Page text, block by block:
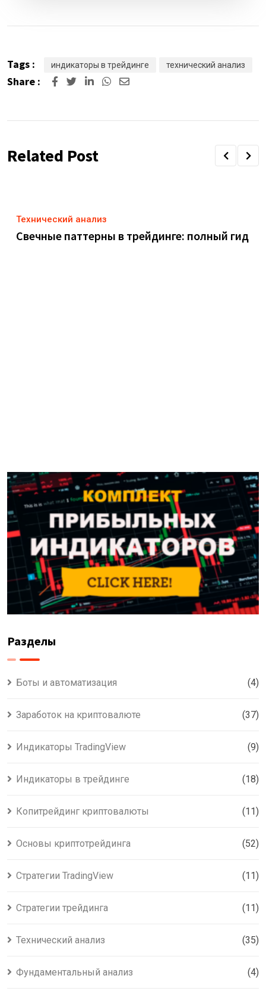
Tags : индикаторы в трейдинге технический анализ
Share :
Related Post
Технический анализ
Свечные паттерны в трейдинге: полный гид
Разделы
Боты и автоматизация (4)
Заработок на криптовалюте (37)
Индикаторы TradingView (9)
Индикаторы в трейдинге (18)
Копитрейдинг криптовалюты (11)
Основы криптотрейдинга (52)
Стратегии TradingView (11)
Стратегии трейдинга (11)
Технический анализ (35)
Фундаментальный анализ (4)